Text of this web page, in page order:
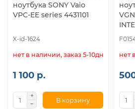
ноутбука SONY Vaio
VPC-EE series 4431101
X-id-1624
нет в наличии, заказ 5-10дн.
1 100 р.
В корзину
нет